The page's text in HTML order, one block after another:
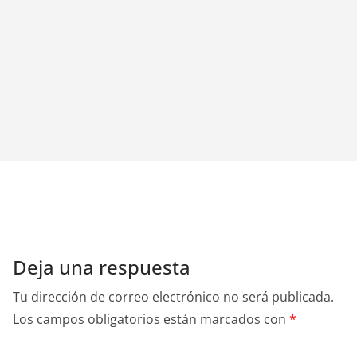
Deja una respuesta
Tu dirección de correo electrónico no será publicada.
Los campos obligatorios están marcados con *